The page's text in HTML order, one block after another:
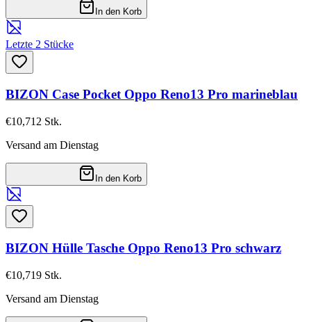
In den Korb
Letzte 2 Stücke
BIZON Case Pocket Oppo Reno13 Pro marineblau
€10,71 2 Stk.
Versand am Dienstag
In den Korb
BIZON Hülle Tasche Oppo Reno13 Pro schwarz
€10,719 Stk.
Versand am Dienstag